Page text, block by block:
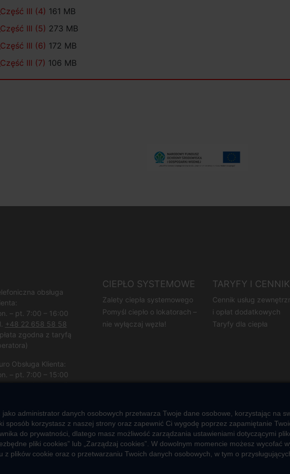
III (4) 161 MB
III (5) 273 MB
III (6) 172 MB
III (7) 106 MB
obsługa
– pt. 7:00 – 16:00
+48 22 658 58 58
zgodna z taryfą
Obsługa Klienta:
– pt. 7:00 – 15:00
obsługa
po więcej informacji)
CIEPŁO SYSTEMOWE
Zalety ciepła systemowego
Pomyśl ciepło o lokatorach –
nie wyłączaj węzła!
TARYFY I
Cennik usług
i opłat dodatkowych
Taryfy dla ciepła
jako administrator danych osobowych przetwarza Twoje dane osobowe, korzystając na
sposób korzystasz z naszej strony oraz zapewnić Ci wygodę poprzez zapamiętanie
do prywatności, dlatego masz możliwość zarządzania ustawieniami dotyczącymi
pliki cookies” lub „Zarządzaj cookies”. W dowolnym momencie możesz wycofać
z plików cookie oraz o przetwarzaniu Twoich danych osobowych, w tym o